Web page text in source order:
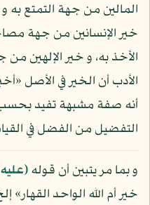
المالين من جهة التمتع به
خير الإنسانين من جهة
الأخذ به، و خير الإلهين
الأدب أن الخير في الأصل
أنه صفة مشبهة تفيد بحسب
التفضيل من الفضل في
و بما مر يتبين أن قوله
خير أم الله الواحد